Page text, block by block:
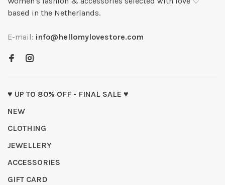
based in the Netherlands.
E-mail: info@hellomylovestore.com
♥ UP TO 80% OFF - FINAL SALE ♥
NEW
CLOTHING
JEWELLERY
ACCESSORIES
GIFT CARD